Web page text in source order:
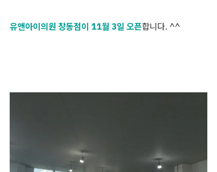
유앤아이의원 창동점이 11월 3일 오픈합니다. ^^